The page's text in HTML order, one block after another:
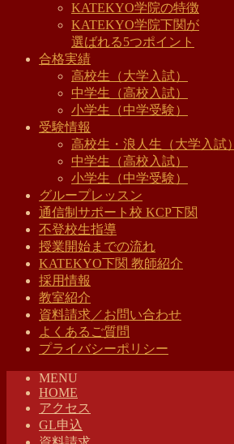
KATEKYO学院の特徴
KATEKYO学院下関が
選ばれる5つポイント
合格実績
高校生（大学入試）
中学生（高校入試）
小学生（中学受験）
受験情報
高校生・浪人生（大学入試）
中学生（高校入試）
小学生（中学受験）
グループレッスン
通信制サポート校 KCP下関
不登校生指導
授業開始までの流れ
KATEKYO下関 教師紹介
採用情報
教室紹介
資料請求／お問い合わせ
よくあるご質問
プライバシーポリシー
MENU
HOME
アクセス
GL申込